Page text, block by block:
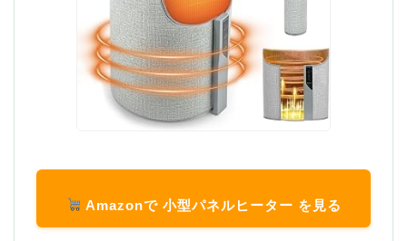
Amazonで 小型パネルヒーター を見る